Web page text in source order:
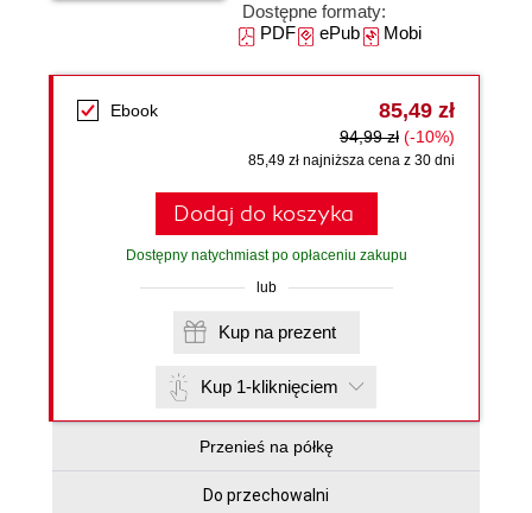
Dostępne formaty:
PDFePubMobi
Ebook 85,49 zł
94,99 zł (-10%)
85,49 zł najniższa cena z 30 dni
Dodaj do koszyka
Dostępny natychmiast po opłaceniu zakupu
lub
Kup na prezent
Kup 1-kliknięciem
Przenieś na półkę
Do przechowalni